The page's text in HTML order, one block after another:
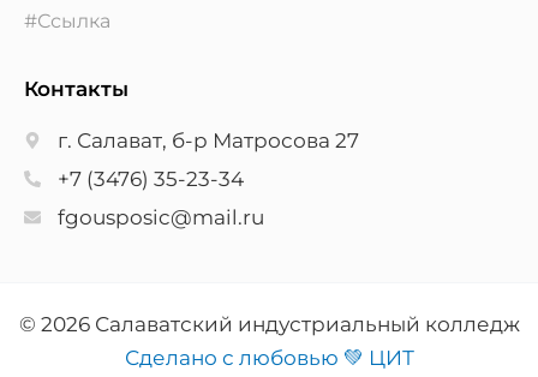
#Ссылка
Контакты
г. Салават, б-р Матросова 27
+7 (3476) 35-23-34
fgousposic@mail.ru
© 2026 Салаватский индустриальный колледж
Сделано с любовью 💚 ЦИТ